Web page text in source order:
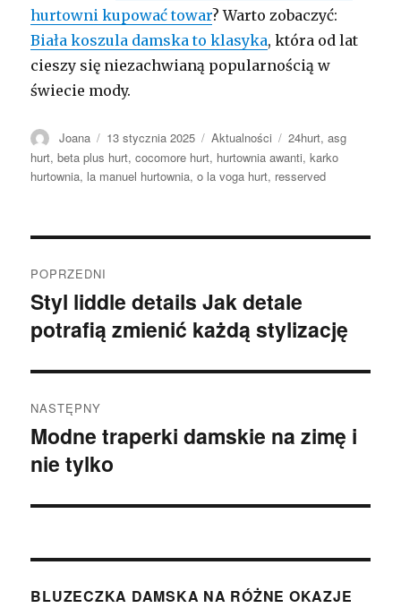
hurtowni kupować towar? Warto zobaczyć:
Biała koszula damska to klasyka, która od lat
cieszy się niezachwianą popularnością w
świecie mody.
Autor
Joana Opublikowano
13 stycznia 2025 Kategorie
Aktualności Tagi
24hurt,asg
hurt,beta plus hurt,cocomore hurt, hurtownia awanti,karko
hurtownia, la manuel hurtownia,o la voga hurt, resserved
wpisu
POPRZEDNI
Poprzedni
wpis:
Styl liddle details Jak detale
potrafią zmienić każdą stylizację
NASTĘPNY
Następny
wpis:
Modne traperki damskie na zimę i
nie tylko
BLUZECZKA DAMSKA NA RÓŻNE OKAZJE